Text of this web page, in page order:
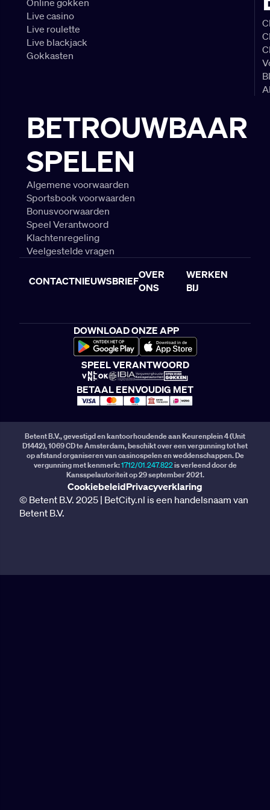
Live casino
Live roulette
Live blackjack
Gokkasten
BETROUWBAAR
SPELEN
Algemene voorwaarden
Sportsbook voorwaarden
Bonusvoorwaarden
Speel Verantwoord
Klachtenregeling
Veelgestelde vragen
CONTACTNIEUWSBRIEF
OVER
ONS
WERKEN
BIJ
DOWNLOAD ONZE APP
SPEEL VERANTWOORD
BETAAL EENVOUDIG MET
Betent B.V., gevestigd en kantoorhoudende aan Keurenplein 4 (Unit
D1442), 1069 CD te Amsterdam, beschikt over een vergunning tot het
op afstand organiseren van casinospelen en weddenschappen. De
vergunning met kenmerk:1712/01.247.822is verleend door de
Kansspelautoriteit op 29 september 2021.
CookiebeleidPrivacyverklaring
© Betent B.V. 2025 | BetCity.nl is een handelsnaam van
Betent B.V.